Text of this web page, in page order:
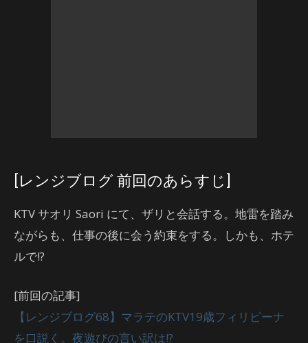
[レンジブログ 前回のあらすじ]
KTV サオリ Saori にて、ザリと会話する。地雷を踏み
ながらも、仕事の後に会う約束をする。しかも、ホテ
ルで!?
[前回の記事]
【レンジブログ68】マラテのKTV19歳フィリピーナ
を口説く。夜遊びの言い訳は!?